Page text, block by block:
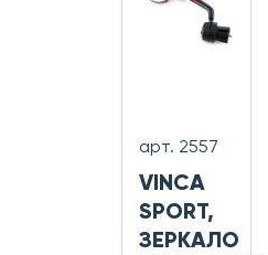
арт. 2557
VINCA
SPORT,
ЗЕРКАЛО